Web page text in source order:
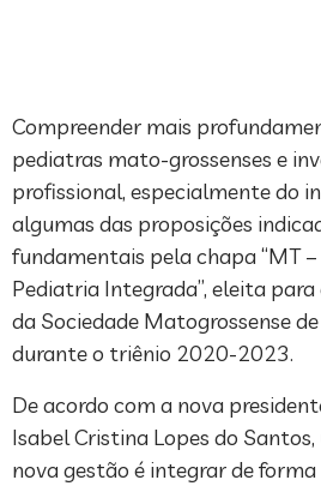
Compreender mais
pediatras mato-grossenses e
profissional, especialmente do
algumas das proposições
fundamentais pela chapa “MT
Pediatria Integrada”, eleita
da Sociedade Matogrossense
durante o triênio 2020-2023.
De acordo com a nova
Isabel Cristina Lopes do
nova gestão é integrar de